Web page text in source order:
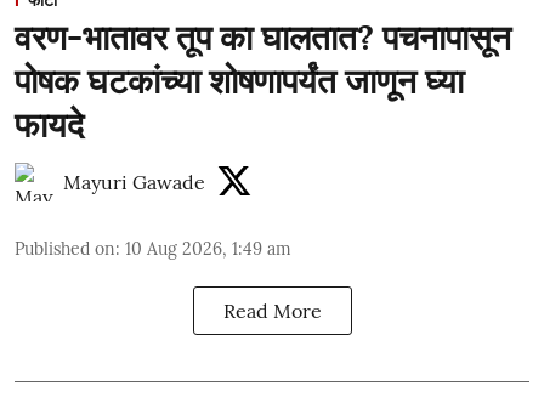
वरण-भातावर तूप का घालतात? पचनापासून
पोषक घटकांच्या शोषणापर्यंत जाणून घ्या
फायदे
Mayuri Gawade
Published on: 10 Aug 2026, 1:49 am
Read More